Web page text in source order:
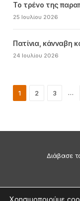
Το τρένο της
25 Ιουλίου 2026
Πατίνια, κάνναβη
24 Ιουλίου 2026
1 2 3 …
Διάβασε
Χρησιμοποιούμε